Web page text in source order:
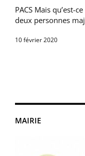
MAIRIE
PACS Mais qu’est-
deux personnes
10 février 2020